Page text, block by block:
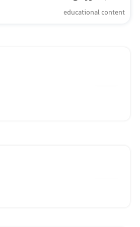
educational content